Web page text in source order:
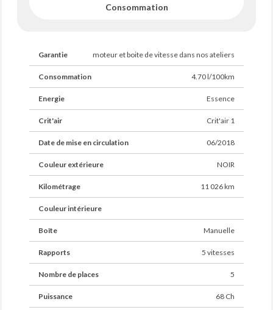
Consommation
Garantie moteur et boite de vitesse dans nos ateliers
Consommation 4.70 l/100km
Energie Essence
Crit'air Crit'air 1
Date de mise en circulation 06/2018
Couleur extérieure NOIR
Kilométrage 11 026 km
Couleur intérieure
Boîte Manuelle
Rapports 5 vitesses
Nombre de places 5
Puissance 68 Ch